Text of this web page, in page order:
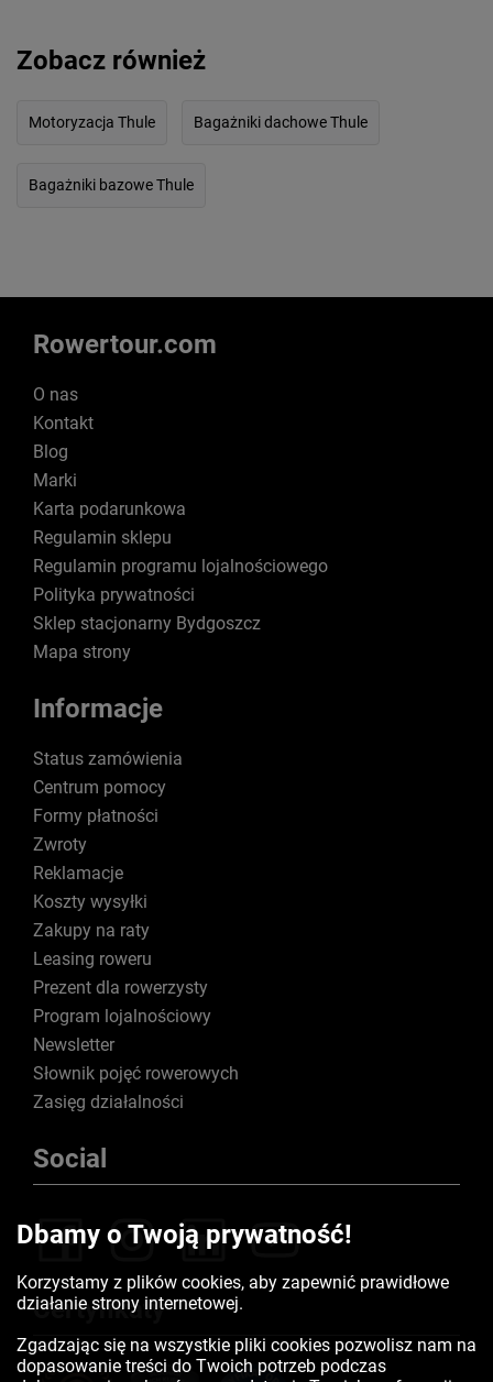
Zobacz również
Motoryzacja Thule Bagażniki dachowe Thule
Bagażniki bazowe Thule
Rowertour.com
O nas
Kontakt
Blog
Marki
Karta podarunkowa
Regulamin sklepu
Regulamin programu lojalnościowego
Polityka prywatności
Sklep stacjonarny Bydgoszcz
Mapa strony
Informacje
Status zamówienia
Centrum pomocy
Formy płatności
Zwroty
Reklamacje
Koszty wysyłki
Zakupy na raty
Leasing roweru
Prezent dla rowerzysty
Program lojalnościowy
Newsletter
Słownik pojęć rowerowych
Zasięg działalności
Social
Certyfikaty
Dbamy o Twoją prywatność!
Korzystamy z plików cookies, aby zapewnić prawidłowe
działanie strony internetowej.
Zgadzając się na wszystkie pliki cookies pozwolisz nam na
dopasowanie treści do Twoich potrzeb podczas